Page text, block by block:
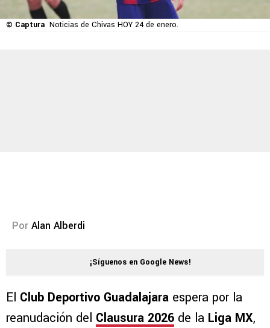
© Captura Noticias de Chivas HOY 24 de enero.
Por Alan Alberdi
¡Síguenos en Google News!
El Club Deportivo Guadalajara espera por la
reanudación del Clausura 2026 de la Liga MX,